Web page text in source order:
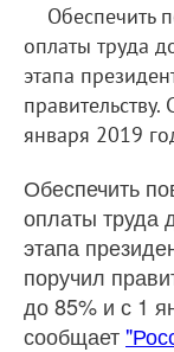
Обеспечить
оплаты труда
этапа
января 2019
Обеспечить
оплаты труда
этапа
поручил
до 85% и с 1
сообщает